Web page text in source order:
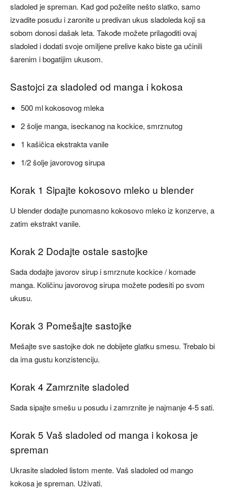
sladoled je spreman. Kad god poželite nešto slatko, samo
izvadite posudu i zaronite u predivan ukus sladoleda koji sa
sobom donosi dašak leta. Takođe možete prilagoditi ovaj
sladoled i dodati svoje omiljene prelive kako biste ga učinili
šarenim i bogatijim ukusom.
Sastojci za sladoled od manga i kokosa
500 ml kokosovog mleka
2 šolje manga, iseckanog na kockice, smrznutog
1 kašičica ekstrakta vanile
1/2 šolje javorovog sirupa
Korak 1 Sipajte kokosovo mleko u blender
U blender dodajte punomasno kokosovo mleko iz konzerve, a
zatim ekstrakt vanile.
Korak 2 Dodajte ostale sastojke
Sada dodajte javorov sirup i smrznute kockice / komade
manga. Količinu javorovog sirupa možete podesiti po svom
ukusu.
Korak 3 Pomešajte sastojke
Mešajte sve sastojke dok ne dobijete glatku smesu. Trebalo bi
da ima gustu konzistenciju.
Korak 4 Zamrznite sladoled
Sada sipajte smešu u posudu i zamrznite je najmanje 4-5 sati.
Korak 5 Vaš sladoled od manga i kokosa je
spreman
Ukrasite sladoled listom mente. Vaš sladoled od mango
kokosa je spreman. Uživati.